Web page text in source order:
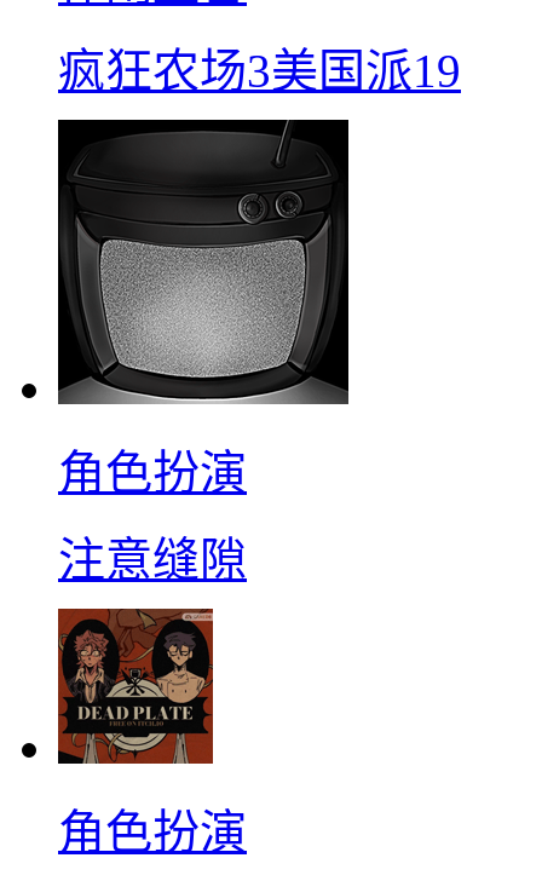
疯狂农场3美国派19
角色扮演
注意缝隙
角色扮演